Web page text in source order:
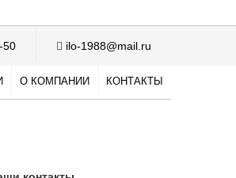
50 ilo-1988@mail.ru
О КОМПАНИИ КОНТАКТЫ